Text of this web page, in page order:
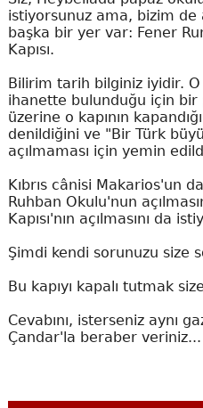
istiyorsunuz ama, bizim de
başka bir yer var: Fener
Kapısı.
Bilirim tarih bilginiz iyidir.
ihanette bulunduğu için bir
üzerine o kapının
denildiğini ve "Bir Türk
açılmaması için yemin
Kıbrıs cânisi Makarios'un
Ruhban Okulu'nun
Kapısı'nın açılmasını da
Şimdi kendi sorunuzu size
Bu kapıyı kapalı tutmak
Cevabını, isterseniz aynı
Çandar'la beraber veriniz...